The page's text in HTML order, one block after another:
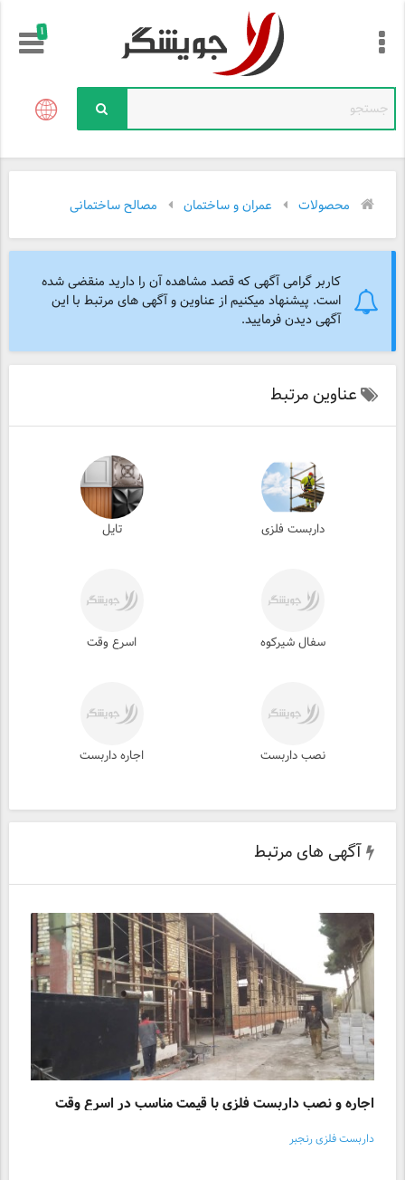
!
محصولات عمران و ساختمان مصالح ساختمانی
کاربر گرامی آگهی که قصد مشاهده آن را دارید منقضی شده
است. پیشنهاد میکنیم از عناوین و آگهی های مرتبط با این
آگهی دیدن فرمایید.
عناوین مرتبط
داربست فلزی تایل
سفال شیرکوه اسرع وقت
نصب داربست اجاره داربست
آگهی های مرتبط
اجاره و نصب داربست فلزی با قیمت مناسب در اسرع وقت
داربست فلزی رنجبر